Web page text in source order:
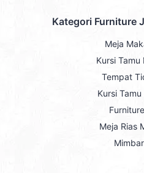
Kategori Furniture
Meja
Kursi Tamu
Tempat
Kursi
Meja Rias